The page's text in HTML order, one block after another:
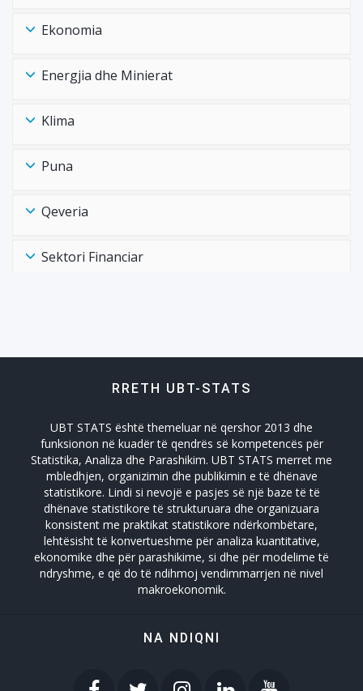
Ekonomia
Energjia dhe Minierat
Klima
Puna
Qeveria
Sektori Financiar
Zhvillimi Social Social Developmet
RRETH UBT-STATS
UBT STATS është themeluar në qershor 2013 dhe
funksionon në kuadër të qendrës së kompetencës për
Statistika, Analiza dhe Parashikim. UBT STATS merret me
mbledhjen, organizimin dhe publikimin e të dhënave
statistikore. Lindi si nevojë e pasjes së një baze të të
dhënave statistikore të strukturuara dhe organizuara
konsistent me praktikat statistikore ndërkombëtare,
lehtësisht të konvertueshme për analiza kuantitative,
ekonomike dhe për parashikime, si dhe për modelime të
ndryshme, e që do të ndihmoj vendimmarrjen në nivel
makroekonomik.
NA NDIQNI